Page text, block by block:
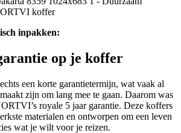
inpakken:
op je koffer
een korte garantietermijn, wat vaak al
zijn om lang mee te gaan. Daarom was
royale 5 jaar garantie. Deze koffers
materialen en ontworpen om een leven
wat je wilt voor je reizen.